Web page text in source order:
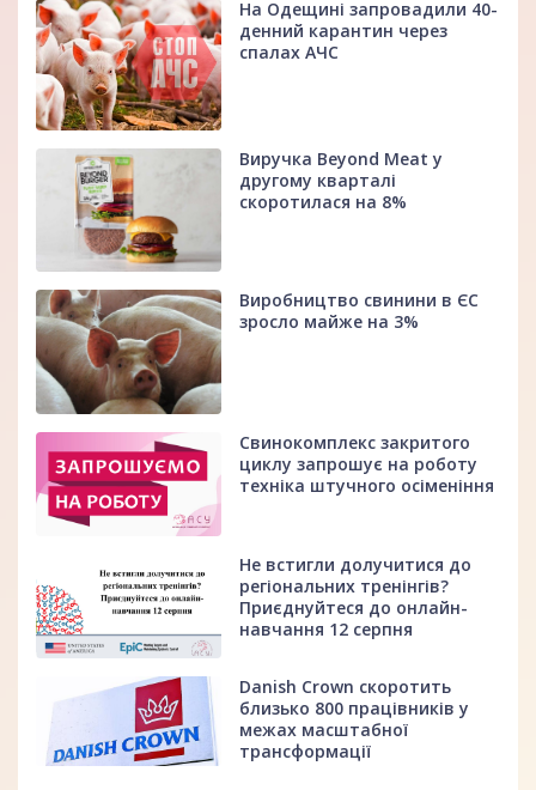
На Одещині запровадили 40-
денний карантин через
спалах АЧС
Виручка Beyond Meat у
другому кварталі
скоротилася на 8%
Виробництво свинини в ЄС
зросло майже на 3%
Свинокомплекс закритого
циклу запрошує на роботу
техніка штучного осіменіння
Не встигли долучитися до
регіональних тренінгів?
Приєднуйтеся до онлайн-
навчання 12 серпня
Danish Crown скоротить
близько 800 працівників у
межах масштабної
трансформації